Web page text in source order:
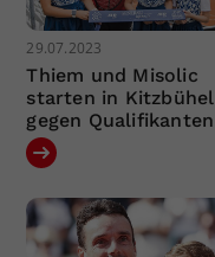
29.07.2023
Thiem und Misolic
starten in Kitzbühel
gegen Qualifikanten